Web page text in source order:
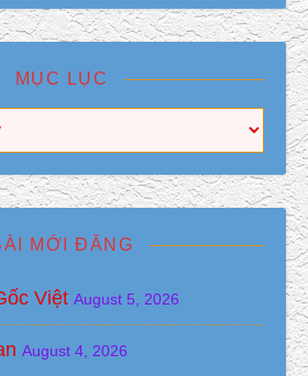
MỤC LỤC
MỚI ĐĂNG
Việt August 5, 2026
August 4, 2026